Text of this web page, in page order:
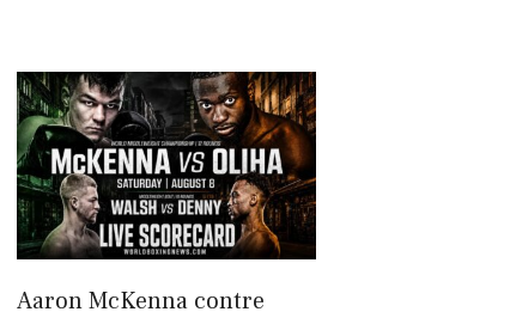
Aaron McKenna contre